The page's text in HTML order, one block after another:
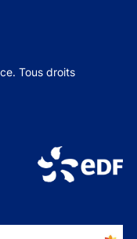
Tous droits